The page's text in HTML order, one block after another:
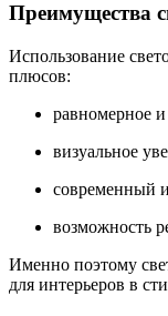
Преимущества
Использование
плюсов:
равномерное
визуальное
современный
возможность
Именно поэтому
для интерьеров в